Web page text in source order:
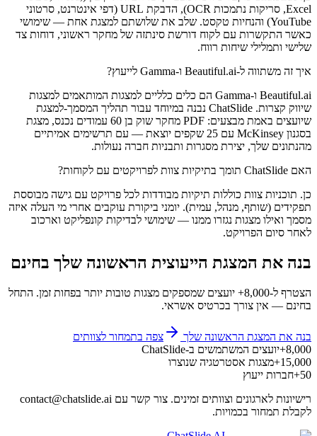
Excel, סריקות נתמכות OCR), הדבקת URL (דפי אינטרנט, סרטוני
YouTube) והנחיות טקסט. שלב את שלושתם למצגת אחת — שימושי
כאשר התקשרות עם לקוח דורשת סינתזה של מחקר ראשוני, דוחות צד
שלישי ותמלילי שיחות רווח.
איך זה משתווה ל-Beautiful.ai ו-Gamma לייעוץ?
Beautiful.ai ו-Gamma הם כלים כלליים למצגות המותאמים למצגות
שיווק קצרות. ChatSlide נבנה במיוחד עבור תהליך המסמך-למצגת
שיועצים באמת מבצעים: PDF מחקר שוק בן 60 עמודים נכנס, מצגת
בסגנון McKinsey עם 25 שקפים יוצאת — עם תרשימים אמיתיים
מהנתונים שלך, יצירת מסגרות ותבניות חברה נעולות.
האם ChatSlide תומך בתיקיות צוות לפרויקטים עם לקוחות?
כן. תוכניות צוות כוללות תיקיות מבודדות לכל פרויקט עם גישה מבוססת
תפקידים (שותף, מנהל, עמית). יומני ביקורת עוקבים אחרי מי העלה איזה
מסמך ואילו מצגות נגזרו ממנו — שימושי לבדיקות קונפליקט וארכוב
לאחר סיום הפרויקט.
בנה את המצגת הייעוצית הראשונה שלך בחינם
הצטרף ל-8,000+ יועצים שמספקים מצגות טובות יותר בפחות זמן. התחל
בחינם — אין צורך בכרטיס אשראי.
בנה את המצגת הראשונה שלך
צפה בתמחור לצוותים
8,000+ יועצים המשתמשים ב-ChatSlide
15,000+ מצגות אסטרטגיה שנוצרו
50+ חברות ייעוץ
רישיונות לארגונים וצוותים זמינים. צור קשר עם contact@chatslide.ai
לקבלת תמחור בכמויות.